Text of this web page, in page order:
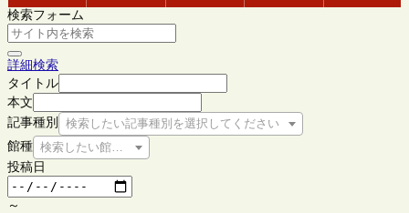
検索フォーム
詳細検索
タイトル
本文
記事種別
検索したい記事種別を選択してください
館種 検索したい館種を選択してください
投稿日
～